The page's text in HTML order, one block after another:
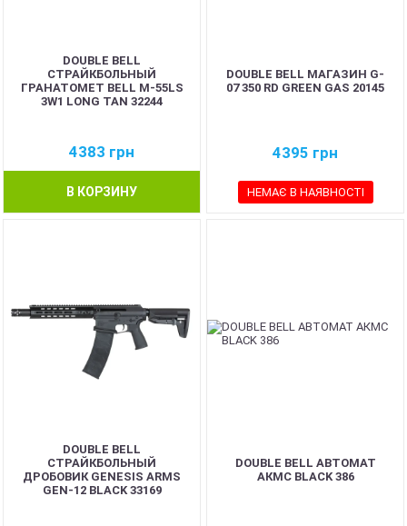
DOUBLE BELL
СТРАЙКБОЛЬНЫЙ
ГРАНАТОМЕТ BELL M-55LS
3W1 LONG TAN 32244
4383 грн
В КОРЗИНУ
DOUBLE BELL МАГАЗИН G-
07 350 RD GREEN GAS 20145
4395 грн
НЕМАЄ В НАЯВНОСТІ
DOUBLE BELL
СТРАЙКБОЛЬНЫЙ
ДРОБОВИК GENESIS ARMS
GEN-12 BLACK 33169
DOUBLE BELL АВТОМАТ
АКМС BLACK 386